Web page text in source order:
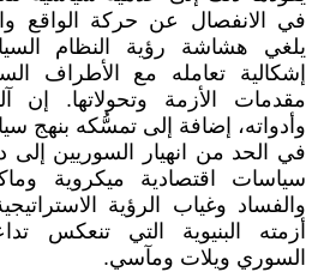
في الانفصال عن حركة الواقع
يلغي هشاشة رؤية النظام
إشكالية تعامله مع الأطراف
مقدمات الأزمة وتحولاتها. إن
وأدواته، إضافة إلى تمسُّكه بنهج
في الحد من انهيار السوريين إلى
سياسات اقتصادية ميكروية
والفساد وغياب الرؤية
أزمته البنيوية التي تنعكس
السوري ويلات ومآسي.